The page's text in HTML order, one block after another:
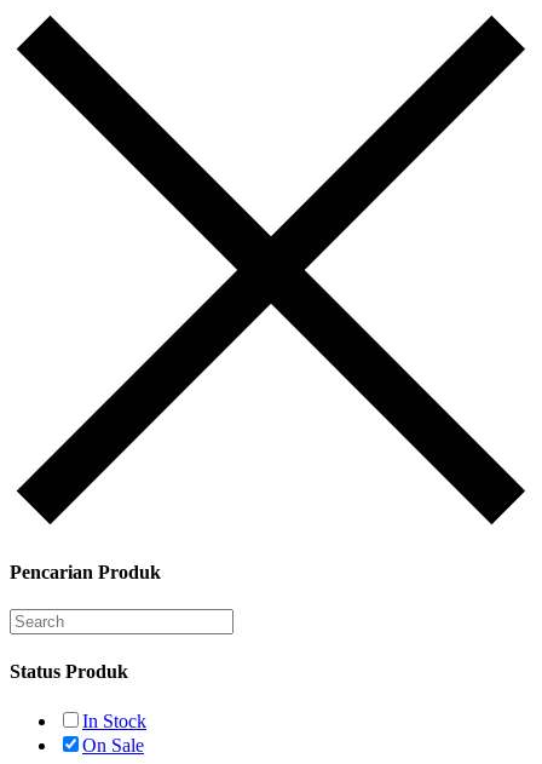
Pencarian Produk
Status Produk
In Stock
On Sale